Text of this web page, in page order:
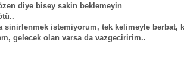
diye bisey sakin beklemeyin
sinirlenmek istemiyorum, tek kelimeyle berbat,
gelecek olan varsa da vazgeciririm..